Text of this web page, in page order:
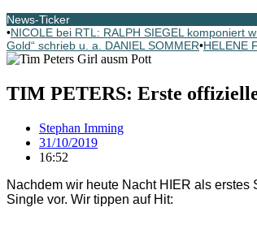
News-Ticker
•NICOLE bei RTL: RALPH SIEGEL komponiert
Gold“ schrieb u. a. DANIEL SOMMER•HELENE
TIM PETERS: Erste
Stephan Imming
31/10/2019
16:52
Nachdem wir heute Nacht HIER als erstes
Single vor. Wir tippen auf Hit: